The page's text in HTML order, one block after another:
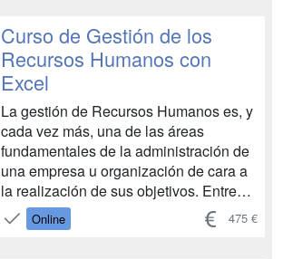
revisión del contenido del Curso de
Contratación Laboral, Nóminas y Se...
Curso de Gestión de los
Recursos Humanos con
Excel
La gestión de Recursos Humanos es, y
cada vez más, una de las áreas
fundamentales de la administración de
una empresa u organización de cara a
la realización de sus objetivos. Entre
sus funciones, se encuentran la
planificación y selección de
Online 475 €